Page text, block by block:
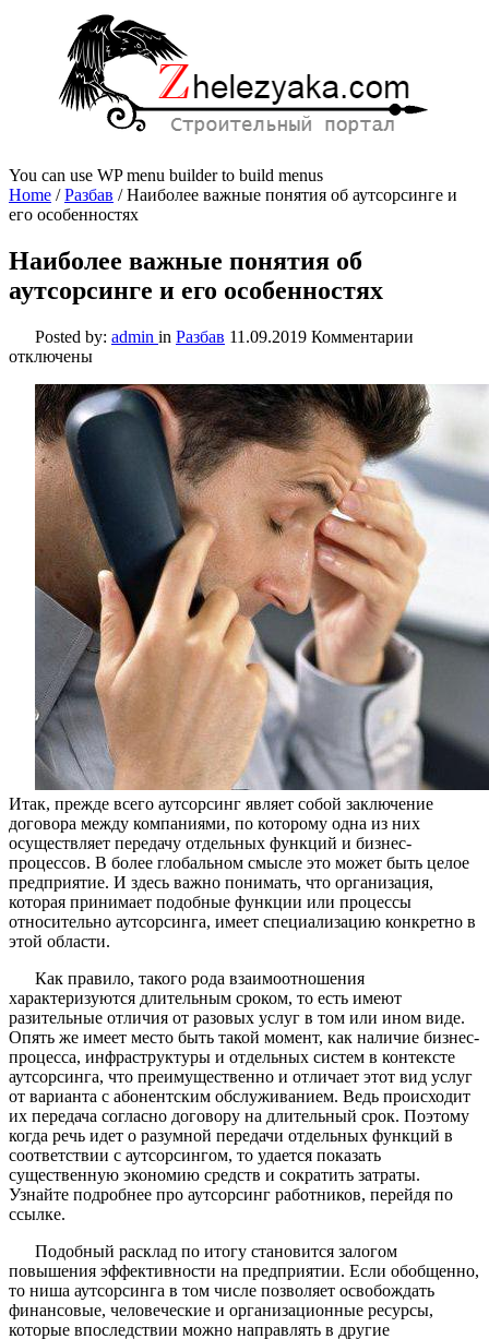
You can use WP menu builder to build menus
Home /Разбав /Наиболее важные понятия об аутсорсинге и
его особенностях
Наиболее важные понятия об
аутсорсинге и его особенностях
Posted by: admin in Разбав 11.09.2019 Комментарии
важные
понятия
об
и
его
отключены
Итак, прежде всего аутсорсинг являет собой заключение
договора между компаниями, по которому одна из них
осуществляет передачу отдельных функций и бизнес-
процессов. В более глобальном смысле это может быть целое
предприятие. И здесь важно понимать, что организация,
которая принимает подобные функции или процессы
относительно аутсорсинга, имеет специализацию конкретно в
этой области.
Как правило, такого рода взаимоотношения
характеризуются длительным сроком, то есть имеют
разительные отличия от разовых услуг в том или ином виде.
Опять же имеет место быть такой момент, как наличие бизнес-
процесса, инфраструктуры и отдельных систем в контексте
аутсорсинга, что преимущественно и отличает этот вид услуг
от варианта с абонентским обслуживанием. Ведь происходит
их передача согласно договору на длительный срок. Поэтому
когда речь идет о разумной передачи отдельных функций в
соответствии с аутсорсингом, то удается показать
существенную экономию средств и сократить затраты.
Узнайте подробнее про аутсорсинг работников, перейдя по
ссылке.
Подобный расклад по итогу становится залогом
повышения эффективности на предприятии. Если обобщенно,
то ниша аутсорсинга в том числе позволяет освобождать
финансовые, человеческие и организационные ресурсы,
которые впоследствии можно направлять в другие